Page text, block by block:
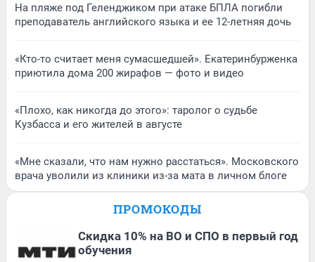
На пляже под Геленджиком при атаке БПЛА погибли
преподаватель английского языка и ее 12-летняя дочь
«Кто-то считает меня сумасшедшей». Екатеринбурженка
приютила дома 200 жирафов — фото и видео
«Плохо, как никогда до этого»: таролог о судьбе
Кузбасса и его жителей в августе
«Мне сказали, что нам нужно расстаться». Московского
врача уволили из клиники из-за мата в личном блоге
ПРОМОКОДЫ
Скидка 10% на ВО и СПО в первый год
обучения